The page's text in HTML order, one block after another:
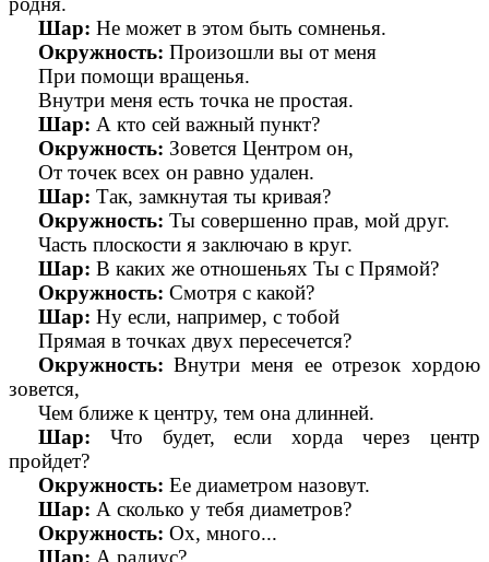
Шар: Не может в этом быть сомненья.
Окружность: Произошли вы от меня
При помощи вращенья.
Внутри меня есть точка не простая.
Шар: А кто сей важный пункт?
Окружность: Зовется Центром он,
От точек всех он равно удален.
Шар: Так, замкнутая ты кривая?
Окружность: Ты совершенно прав, мой друг.
Часть плоскости я заключаю в круг.
Шар: В каких же отношеньях Ты с Прямой?
Окружность: Смотря с какой?
Шар: Ну если, например, с тобой
Прямая в точках двух пересечется?
Окружность:Внутри меня ее отрезок хордою
зовется,
Чем ближе к центру, тем она длинней.
Шар: Что будет, если хорда через центр
пройдет?
Окружность: Ее диаметром назовут.
Шар: А сколько у тебя диаметров?
Окружность: Ох, много...